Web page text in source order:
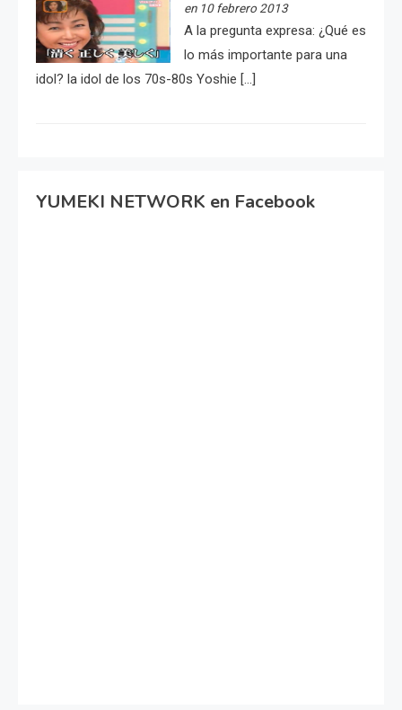
en 10 febrero 2013
A la pregunta expresa: ¿Qué es
lo más importante para una
idol? la idol de los 70s-80s Yoshie […]
YUMEKI NETWORK en Facebook